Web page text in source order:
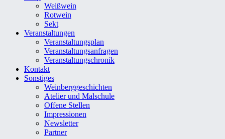
Weißwein
Rotwein
Sekt
Veranstaltungen
Veranstaltungsplan
Veranstaltungsanfragen
Veranstaltungschronik
Kontakt
Sonstiges
Weinberggeschichten
Atelier und Malschule
Offene Stellen
Impressionen
Newsletter
Partner